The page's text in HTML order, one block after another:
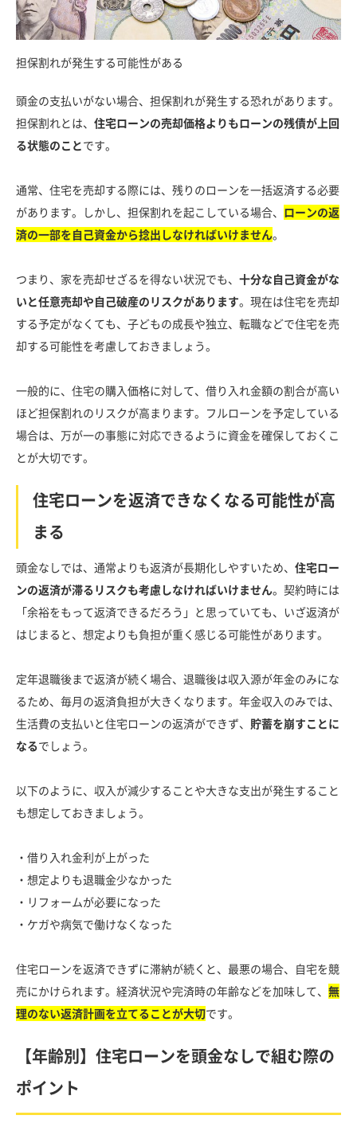
担保割れが発生する可能性がある
頭金の支払いがない場合、担保割れが発生する恐れがあります。
担保割れとは、 住宅ローンの売却価格よりもローンの残債が上回
る状態のことです。
通常、住宅を売却する際には、残りのローンを一括返済する必要
があります。しかし、担保割れを起こしている場合、 ローンの返
済の一部を自己資金から捻出しなければいけません。
つまり、家を売却せざるを得ない状況でも、 十分な自己資金がな
いと任意売却や自己破産のリスクがあります。現在は住宅を売却
する予定がなくても、子どもの成長や独立、転職などで住宅を売
却する可能性を考慮しておきましょう。
一般的に、住宅の購入価格に対して、借り入れ金額の割合が高い
ほど担保割れのリスクが高まります。フルローンを予定している
場合は、万が一の事態に対応できるように資金を確保しておくこ
とが大切です。
住宅ローンを返済できなくなる可能性が高
まる
頭金なしでは、通常よりも返済が長期化しやすいため、 住宅ロー
ンの返済が滞るリスクも考慮しなければいけません。契約時には
「余裕をもって返済できるだろう」と思っていても、いざ返済が
はじまると、想定よりも負担が重く感じる可能性があります。
定年退職後まで返済が続く場合、退職後は収入源が年金のみにな
るため、毎月の返済負担が大きくなります。年金収入のみでは、
生活費の支払いと住宅ローンの返済ができず、 貯蓄を崩すことに
なるでしょう。
以下のように、収入が減少することや大きな支出が発生すること
も想定しておきましょう。
・借り入れ金利が上がった
・想定よりも退職金少なかった
・リフォームが必要になった
・ケガや病気で働けなくなった
住宅ローンを返済できずに滞納が続くと、最悪の場合、自宅を競
売にかけられます。経済状況や完済時の年齢などを加味して、 無
理のない返済計画を立てることが大切です。
【年齢別】住宅ローンを頭金なしで組む際の
ポイント